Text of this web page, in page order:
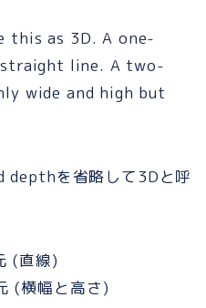
this as 3D. A one-
line. A two-
wide and high but
を省略して3Dと呼
(直線)
(横幅と高さ)